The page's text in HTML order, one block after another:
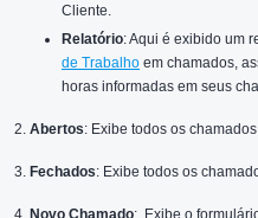
Cliente.
Relatório: Aqui é exibido um
de Trabalho em chamados,
horas informadas em seus
2. Abertos: Exibe todos os
3. Fechados: Exibe todos os
4. Novo Chamado: Exibe o